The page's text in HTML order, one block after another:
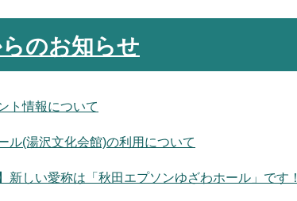
のお知らせ
ト情報について
ル(湯沢文化会館)の利用について
新しい愛称は「秋田エプソンゆざわホール」です！